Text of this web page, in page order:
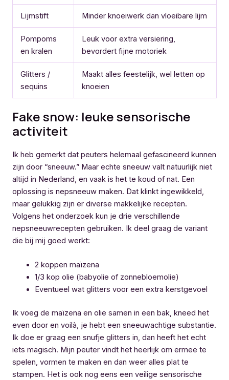
Lijmstift Minder knoeiwerk dan vloeibare lijm
Pompoms
en kralen
Leuk voor extra versiering,
bevordert fijne motoriek
Glitters /
sequins
Maakt alles feestelijk, wel letten op
knoeien
Fake snow: leuke sensorische
activiteit
Ik heb gemerkt dat peuters helemaal gefascineerd kunnen
zijn door “sneeuw.” Maar echte sneeuw valt natuurlijk niet
altijd in Nederland, en vaak is het te koud of nat. Een
oplossing is nepsneeuw maken. Dat klinkt ingewikkeld,
maar gelukkig zijn er diverse makkelijke recepten.
Volgens het onderzoek kun je drie verschillende
nepsneeuwrecepten gebruiken. Ik deel graag de variant
die bij mij goed werkt:
2 koppen maïzena
1/3 kop olie (babyolie of zonnebloemolie)
Eventueel wat glitters voor een extra kerstgevoel
Ik voeg de maïzena en olie samen in een bak, kneed het
even door en voilà, je hebt een sneeuwachtige substantie.
Ik doe er graag een snufje glitters in, dan heeft het echt
iets magisch. Mijn peuter vindt het heerlijk om ermee te
spelen, vormen te maken en dan weer alles plat te
stampen. Het is ook nog eens een veilige sensorische